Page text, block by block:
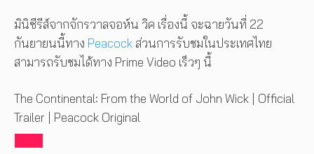
มินิซีรีส์จากจักรวาลจอห์น วิค เรื่องนี้ จะฉายวันที่ 22
กันยายนนี้ทาง Peacock ส่วนการรับชมในประเทศไทย
สามารถรับชมได้ทาง Prime Video เร็วๆ นี้
The Continental: From the World of John Wick | Official
Trailer | Peacock Original